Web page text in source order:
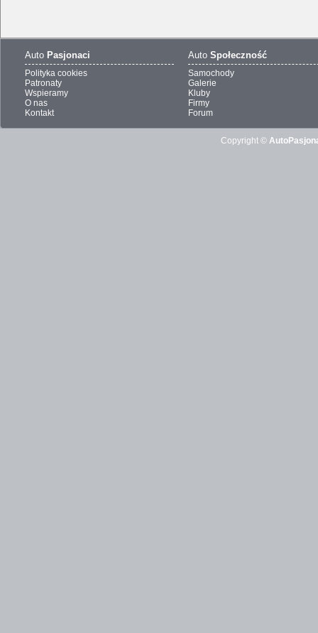
Auto Pasjonaci
Polityka cookies
Patronaty
Wspieramy
O nas
Kontakt
Auto Społeczność
Samochody
Galerie
Kluby
Firmy
Forum
Copyright ©